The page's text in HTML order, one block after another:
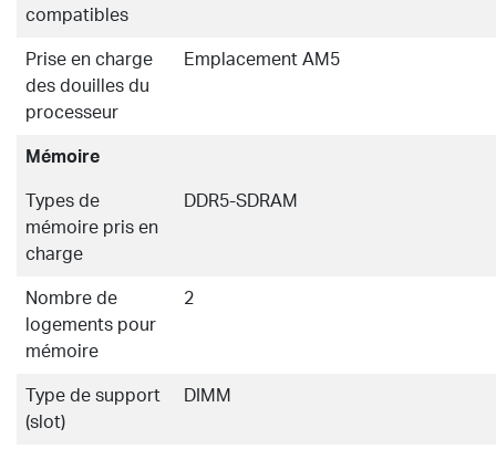
compatibles
Prise en charge
des douilles du
processeur
Emplacement AM5
Mémoire
Types de
mémoire pris en
charge
DDR5-SDRAM
Nombre de
logements pour
mémoire
2
Type de support
(slot)
DIMM